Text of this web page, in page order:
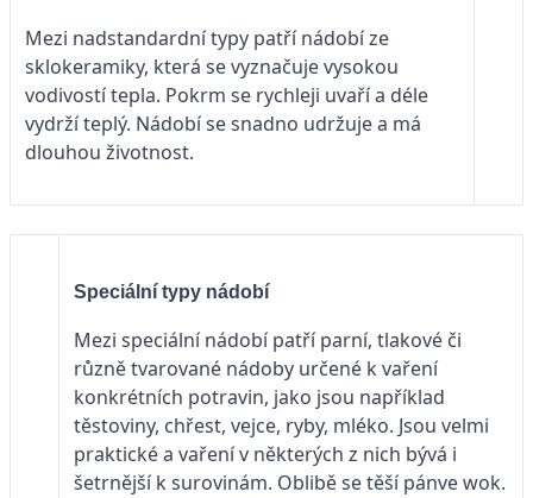
Mezi nadstandardní typy patří nádobí ze
sklokeramiky, která se vyznačuje vysokou
vodivostí tepla. Pokrm se rychleji uvaří a déle
vydrží teplý. Nádobí se snadno udržuje a má
dlouhou životnost.
Speciální typy nádobí
Mezi speciální nádobí patří parní, tlakové či
různě tvarované nádoby určené k vaření
konkrétních potravin, jako jsou například
těstoviny, chřest, vejce, ryby, mléko. Jsou velmi
praktické a vaření v některých z nich bývá i
šetrnější k surovinám. Oblibě se těší pánve wok.